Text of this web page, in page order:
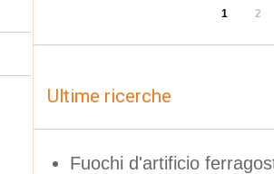
1 2
Ultime ricerche
Fuochi d'artificio